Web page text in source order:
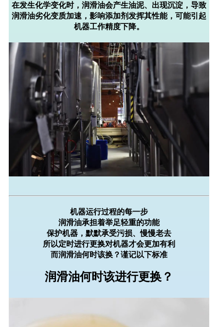
在发生化学变化时，润滑油会产生油泥、出现沉淀 ，导致
润滑油劣化变质加速，影响添加剂发挥其性能，可能引起
机器工作精度下降。
机器运行过程的每一步
润滑油承担着举足轻重的功能
保护机器，默默承受污损、慢慢老去
所以定时进行更换对机器才会更加有利
而润滑油何时该换？谨记以下标准
润滑油何时该进行更换？